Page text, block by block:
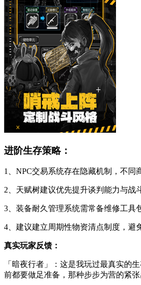
进阶生存策略：
1、NPC交易系统存在隐藏机制，不同
2、天赋树建议优先提升谈判能力与战
3、装备耐久管理系统需常备维修工具
4、建议建立周期性物资清点制度，避
真实玩家反馈：
「暗夜行者」：这是我玩过最真实的
前都要做足准备，那种步步为营的紧张